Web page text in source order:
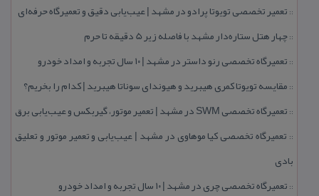
:: تعمیر تخصصی تویوتا پرادو در مشهد | عیب‌یابی دقیق و تعمیرگاه حرفه‌ای
::چهار هتل‌ ستاره‌دار مشهد با فاصله زیر 5 دقیقه تا حرم
:: تعمیرگاه تخصصی رنو داستر در مشهد | ۱۰ سال تجربه و امداد خودرو
:: مقایسه تویوتا كمری هیبرید و هیوندای سوناتا هیبرید | كدام را بخریم؟
:: تعمیرگاه تخصصی SWM در مشهد | تعمیر موتور، گیربكس و عیب‌یابی برق
:: تعمیرگاه تخصصی كیا موهاوی در مشهد | عیب‌یابی و تعمیر موتور و تعلیق
بادی
:: تعمیرگاه تخصصی چری در مشهد | ۱۰ سال تجربه و امداد خودرو